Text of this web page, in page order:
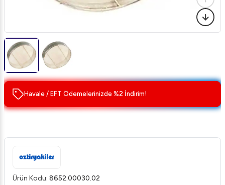
Havale / EFT Ödemelerinizde %2 İndirim!
Ürün Kodu: 8652.00030.02